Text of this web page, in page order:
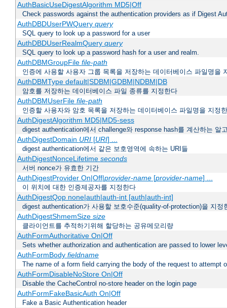
AuthBasicUseDigestAlgorithm MD5|Off
Check passwords against the authentication providers as if Digest
AuthDBDUserPWQuery query
SQL query to look up a password for a user
AuthDBDUserRealmQuery query
SQL query to look up a password hash for a user and realm.
AuthDBMGroupFile file-path
인증에 사용할 사용자 그룹 목록을 저장하는 데이터베이스 파일명을
AuthDBMType default|SDBM|GDBM|NDBM|DB
암호를 저장하는 데이터베이스 파일 종류를 지정한다
AuthDBMUserFile file-path
인증할 사용자와 암호 목록을 저장하는 데이터베이스 파일명을 지정
AuthDigestAlgorithm MD5|MD5-sess
digest authentication에서 challenge와 response hash를 계산하는 알
AuthDigestDomain URI[URI] ...
digest authentication에서 같은 보호영역에 속하는 URI들
AuthDigestNonceLifetime seconds
서버 nonce가 유효한 기간
AuthDigestProvider On|Off|provider-name[provider-name] ...
이 위치에 대한 인증제공자를 지정한다
AuthDigestQop none|auth|auth-int [auth|auth-int]
digest authentication가 사용할 보호수준(quality-of-protection)을 지정
AuthDigestShmemSize size
클라이언트를 추적하기위해 할당하는 공유메모리량
AuthFormAuthoritative On|Off
Sets whether authorization and authentication are passed to lower
AuthFormBody fieldname
The name of a form field carrying the body of the request to attempt
AuthFormDisableNoStore On|Off
Disable the CacheControl no-store header on the login page
AuthFormFakeBasicAuth On|Off
Fake a Basic Authentication header